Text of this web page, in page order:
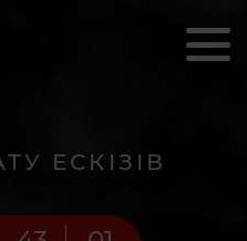
ЕСКІЗІВ